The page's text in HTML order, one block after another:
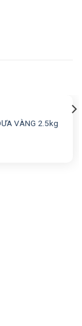
VÀNG 2.5kg